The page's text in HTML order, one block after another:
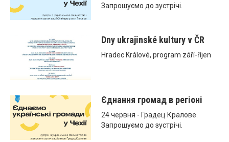
Запрошуємо до зустрічі.
Dny ukrajinské kultury v ČR
Hradec Králové, program září-říjen
Єднання громад в регіоні
24 червня - Градец Кралове.
Запрошуємо до зустрічі.